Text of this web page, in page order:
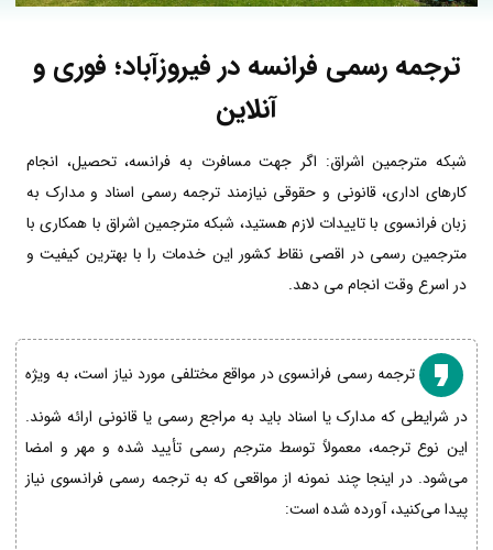
ترجمه رسمی فرانسه در فیروزآباد؛ فوری و
آنلاین
شبکه مترجمین اشراق: اگر جهت مسافرت به فرانسه، تحصیل، انجام
کارهای اداری، قانونی و حقوقی نیازمند ترجمه رسمی اسناد و مدارک به
زبان فرانسوی با تاییدات لازم هستید، شبکه مترجمین اشراق با همکاری با
مترجمین رسمی در اقصی نقاط کشور این خدمات را با بهترین کیفیت و
در اسرع وقت انجام می دهد.
ترجمه رسمی فرانسوی در مواقع مختلفی مورد نیاز است، به ویژه
در شرایطی که مدارک یا اسناد باید به مراجع رسمی یا قانونی ارائه شوند.
این نوع ترجمه، معمولاً توسط مترجم رسمی تأیید شده و مهر و امضا
می‌شود. در اینجا چند نمونه از مواقعی که به ترجمه رسمی فرانسوی نیاز
پیدا می‌کنید، آورده شده است: